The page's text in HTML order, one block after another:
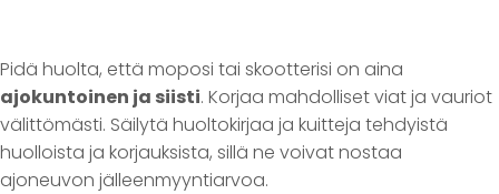
Pidä huolta, että moposi tai skootterisi on aina
ajokuntoinen ja siisti. Korjaa mahdolliset viat ja vauriot
välittömästi. Säilytä huoltokirjaa ja kuitteja tehdyistä
huolloista ja korjauksista, sillä ne voivat nostaa
ajoneuvon jälleenmyyntiarvoa.